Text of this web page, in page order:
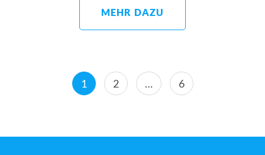
MEHR DAZU
Seitennummerierung
Page
1 Page
2 … Page
6